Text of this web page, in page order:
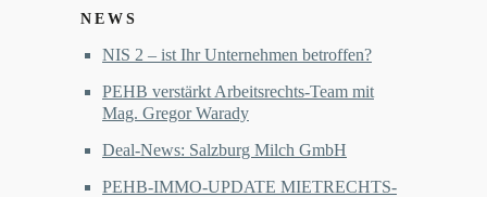
NEWS
NIS 2 – ist Ihr Unternehmen betroffen?
PEHB verstärkt Arbeitsrechts-Team mit
Mag. Gregor Warady
Deal-News: Salzburg Milch GmbH
PEHB-IMMO-UPDATE MIETRECHTS-